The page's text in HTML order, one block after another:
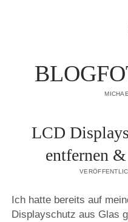
LCD
entfernen
Ich hatte bereits auf
Displayschutz aus Glas